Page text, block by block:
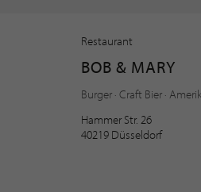
Restaurant
BOB & MARY
Burger · Craft Bier ·
Hammer Str. 26
40219 Düsseldorf